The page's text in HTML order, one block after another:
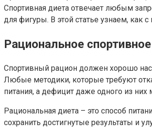
Спортивная диета отвечает любым
для фигуры. В этой статье узнаем, как
Рациональное
Спортивный рацион должен хорошо
Любые методики, которые требуют
питания, а дефицит даже одного из них
Рациональная диета – это способ
сохранить достигнутые результаты и